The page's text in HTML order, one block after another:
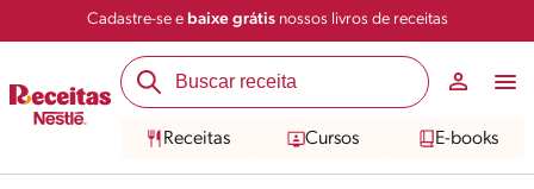
Cadastre-se e baixe grátisnossos livros de receitas
Receitas Cursos E-books